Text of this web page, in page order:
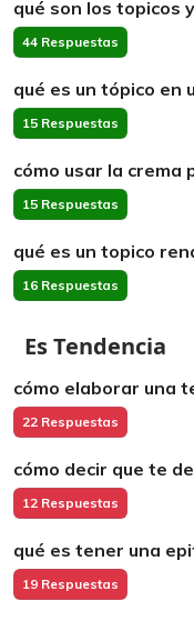
qué son los topicos
44 Respuestas
qué es un tópico en
15 Respuestas
cómo usar la crema
15 Respuestas
qué es un topico
16 Respuestas
Es Tendencia
cómo elaborar una
22 Respuestas
cómo decir que te
12 Respuestas
qué es tener una
19 Respuestas